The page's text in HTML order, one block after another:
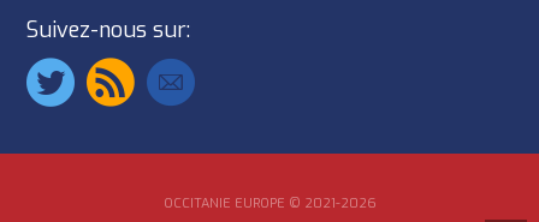
Suivez-nous sur:
OCCITANIE EUROPE © 2021-2026